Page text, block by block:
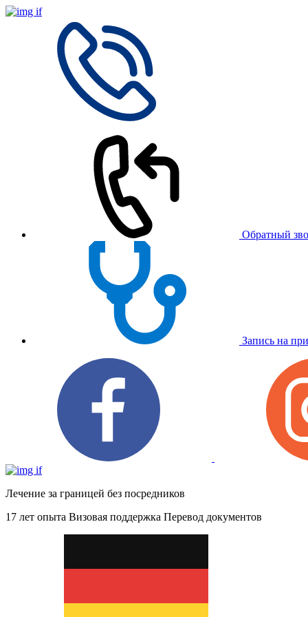
Обратный
Запись на
Лечение за границей без посредников
17 лет опыта Визовая поддержка Перевод документов